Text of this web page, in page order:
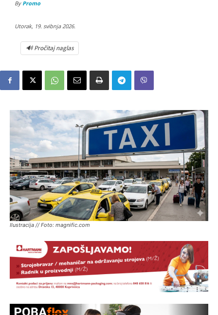
By Promo
Utorak, 19. svibnja 2026.
🔊 Pročitaj naglas
Ilustracija // Foto: magnific.com